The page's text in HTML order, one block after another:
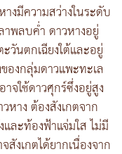
งมีความสว่างในระดับ
าพลบค่ำ ดาวหางอยู่
นตกเฉียงใต้และอยู่
องกลุ่มดาวแพะทะเล
จใช้ดาวศุกร์ซึ่งอยู่สูง
หาง ต้องสังเกตจาก
ละท้องฟ้าแจ่มใส ไม่มี
งเกตได้ยากเนื่องจาก